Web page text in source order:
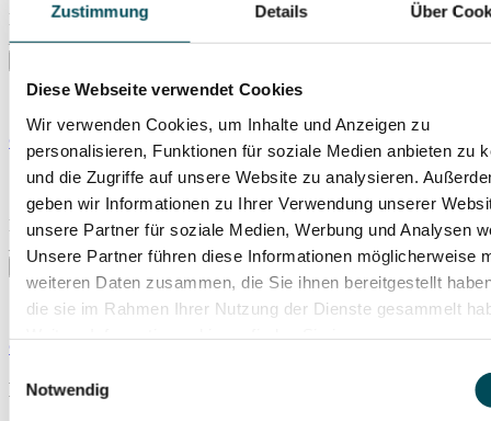
Zustimmung Details Über
Diese Webseite verwendet Cookies
Wir verwenden Cookies, um Inhalte und Anzeigen zu
personalisieren, Funktionen für soziale Medien anbieten zu
und die Zugriffe auf unsere Website zu analysieren.
geben wir Informationen zu Ihrer Verwendung unserer
unsere Partner für soziale Medien, Werbung und Analysen
Unsere Partner führen diese Informationen möglicherweise
weiteren Daten zusammen, die Sie ihnen bereitgestellt
die sie im Rahmen Ihrer Nutzung der Dienste gesammelt
Notwendig
Do., 31.12.2026
Liederhalle, Beethoven-Saal
© Harald Peter
Silvester mit La Finesse
Do., 31.12.2026
© Shumpei Ohsugi
Kyōhei Sorita